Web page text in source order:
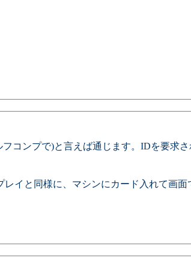
コンプで)と言えば通じます。IDを要求
イと同様に、マシンにカード入れて画面